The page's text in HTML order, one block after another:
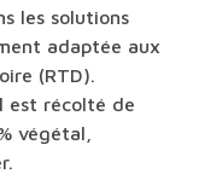
les solutions
adaptée aux
(RTD).
est récolté de
végétal,